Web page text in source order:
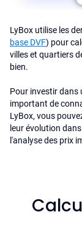
LyBox utilise les
base DVF) pour
villes et quartiers
bien.
Pour investir dans
important de
LyBox, vous
leur évolution
l'analyse des prix